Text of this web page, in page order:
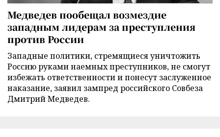
Медведев пообещал возмездие
западным лидерам за преступления
против России
Западные политики, стремящиеся уничтожить
Россию руками наемных преступников, не смогут
избежать ответственности и понесут заслуженное
наказание, заявил зампред российского Совбеза
Дмитрий Медведев.